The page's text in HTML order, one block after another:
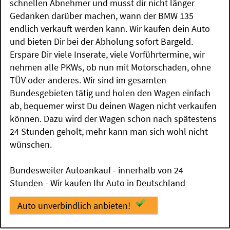
schnellen Abnehmer und musst dir nicht länger
Gedanken darüber machen, wann der BMW 135
endlich verkauft werden kann. Wir kaufen dein Auto
und bieten Dir bei der Abholung sofort Bargeld.
Erspare Dir viele Inserate, viele Vorführtermine, wir
nehmen alle PKWs, ob nun mit Motorschaden, ohne
TÜV oder anderes. Wir sind im gesamten
Bundesgebieten tätig und holen den Wagen einfach
ab, bequemer wirst Du deinen Wagen nicht verkaufen
können. Dazu wird der Wagen schon nach spätestens
24 Stunden geholt, mehr kann man sich wohl nicht
wünschen.
Bundesweiter Autoankauf - innerhalb von 24
Stunden - Wir kaufen Ihr Auto in Deutschland
Auto unverbindlich anbieten!